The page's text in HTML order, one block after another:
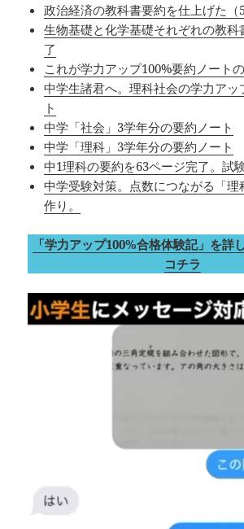
政治経済の教科書要約を仕上げた（
生物基礎と化学基礎それぞれの教科
了
これが学力アップ100%要約ノート
中学生諸君へ。理科社会の学力アッ
ト
中学「社会」3学年分の要約ノート
中学「理科」3学年分の要約ノート
中1理科の要約を63ページ完了。試
中学受験対策。点数につながる「理
作り。
「学力アップ100%合格体験記」を詳
コチラ